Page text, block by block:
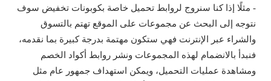
- مثلًا إذا كنا سنروج لروابط تحميل خاصة بكوبونات تخفيض سوف
نتوجه إلى البحث عن مجموعات على الموقع تهتم بالتسوق
والشراء عبر الإنترنت فهي ستكون مهتمة بدرجة كبيرة بما نقدمه،
فنبدأ بالانضمام لهذه المجموعات ونشر روابط أكواد الخصم
ومشاهدة عمليات التحميل، ويمكن استهداف جمهور عام مثل